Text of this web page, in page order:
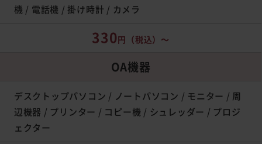
機 / 電話機 / 掛け時計 / カメラ
330円 （税込）～
OA機器
デスクトップパソコン / ノートパソコン / モニター / 周
辺機器 / プリンター / コピー機 / シュレッダー / プロジ
ェクター